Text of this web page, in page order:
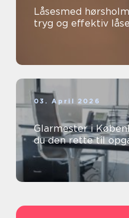
Låsesmed hørsholm sådan vælger du
tryg og effektiv
03. April 2026
Glarmester i
du den rette til